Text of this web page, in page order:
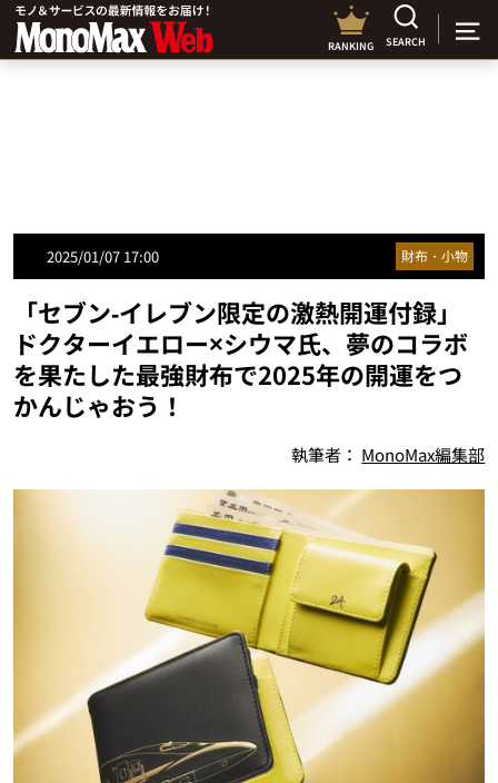
RANKING SEARCH
2025/01/07 17:00 財布・小物
「セブン‐イレブン限定の激熱開運付録」
ドクターイエロー×シウマ氏、夢のコラボ
を果たした最強財布で2025年の開運をつ
かんじゃおう！
執筆者： MonoMax編集部